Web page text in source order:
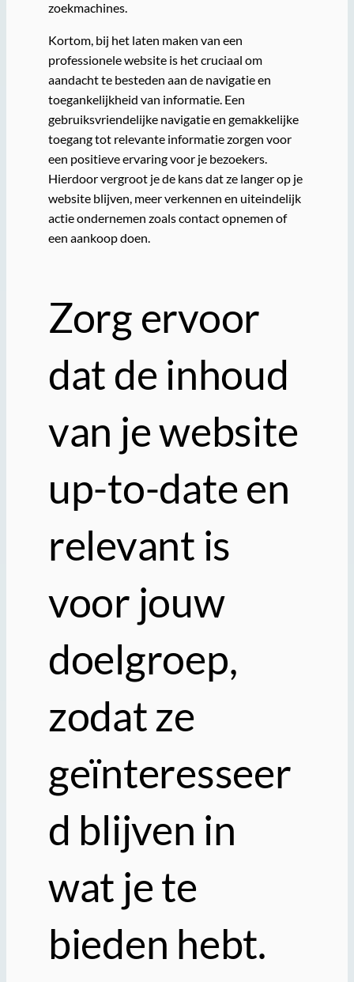
zoekmachines.
Kortom, bij het laten maken van een
professionele website is het cruciaal om
aandacht te besteden aan de navigatie en
toegankelijkheid van informatie. Een
gebruiksvriendelijke navigatie en gemakkelijke
toegang tot relevante informatie zorgen voor
een positieve ervaring voor je bezoekers.
Hierdoor vergroot je de kans dat ze langer op je
website blijven, meer verkennen en uiteindelijk
actie ondernemen zoals contact opnemen of
een aankoop doen.
Zorg ervoor
dat de inhoud
van je website
up-to-date en
relevant is
voor jouw
doelgroep,
zodat ze
geïnteresseer
d blijven in
wat je te
bieden hebt.